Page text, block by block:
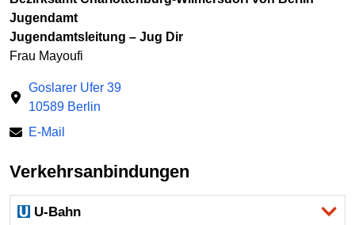
Jugendamt
Jugendamtsleitung – Jug Dir
Frau Mayoufi
Goslarer Ufer 39
10589 Berlin
E-Mail
Verkehrsanbindungen
U-Bahn